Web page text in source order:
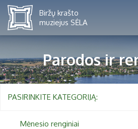
Mėnesio renginiai
Parodos ir
PASIRINKITE KATEGORIJĄ:
Mėnesio renginiai